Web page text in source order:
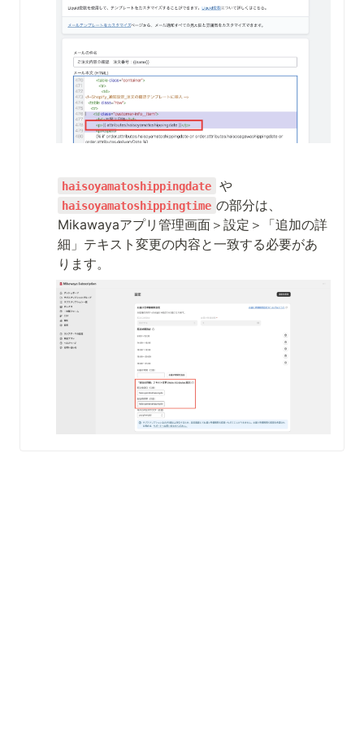
haisoyamatoshippingdate や
haisoyamatoshippingtime の部分は、
Mikawayaアプリ管理画面＞設定＞「追加の詳
細」テキスト変更の内容と一致する必要があ
ります。